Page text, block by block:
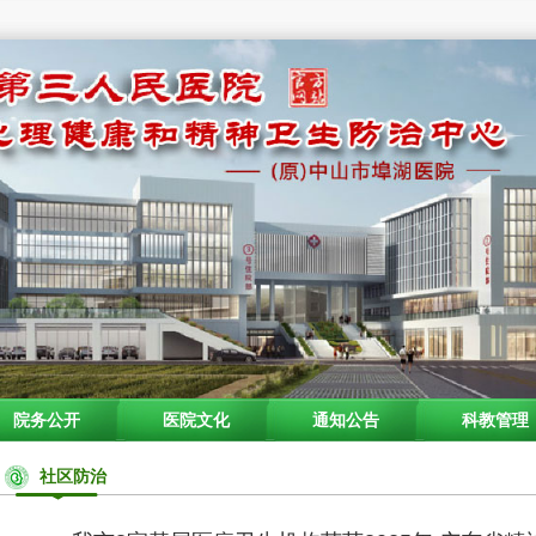
院务公开 医院文化 通知公告 科教管理
社区防治